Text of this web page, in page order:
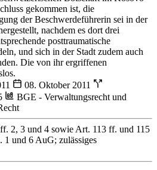
gekommen ist, die
der Beschwerdeführerin sei in der
nachdem es dort drei
posttraumatische
und sich in der Stadt zudem auch
Die von ihr ergriffenen
08. Oktober 2011
BGE - Verwaltungsrecht und
2, 3 und 4 sowie Art. 113 ff. und 115
und 6 AuG; zulässiges